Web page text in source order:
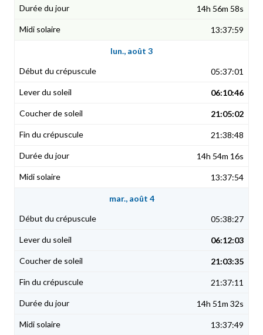
14h 56m 58s
13:37:59
lun., août 3
05:37:01
06:10:46
21:05:02
21:38:48
14h 54m 16s
13:37:54
mar., août 4
05:38:27
06:12:03
21:03:35
21:37:11
14h 51m 32s
13:37:49